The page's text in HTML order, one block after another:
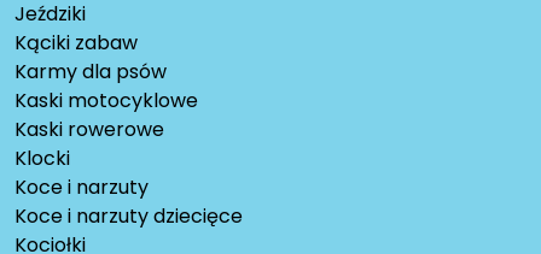
Jeździki
Kąciki zabaw
Karmy dla psów
Kaski motocyklowe
Kaski rowerowe
Klocki
Koce i narzuty
Koce i narzuty dziecięce
Kociołki